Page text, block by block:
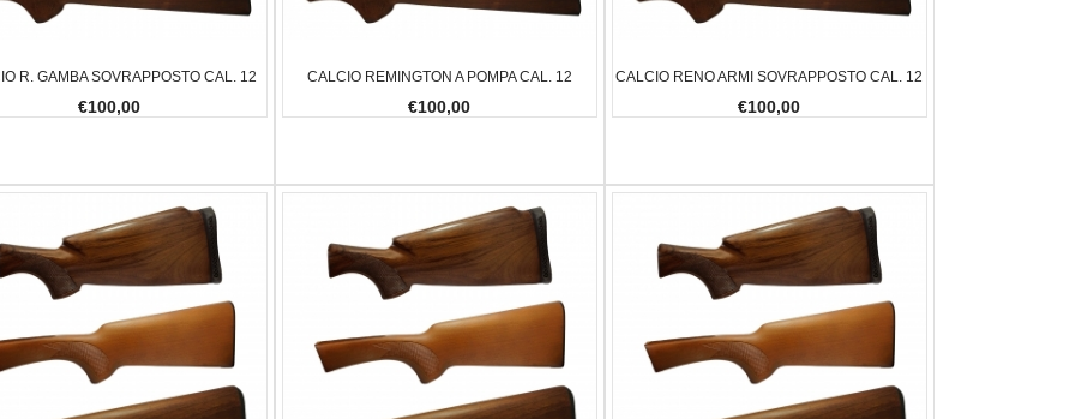
R. GAMBA SOVRAPPOSTO CAL. 12
€100,00
CALCIO REMINGTON A POMPA CAL. 12
€100,00
CALCIO RENO ARMI SOVRAPPOSTO CAL. 12
€100,00